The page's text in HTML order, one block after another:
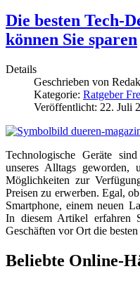
Die besten Tech-
können Sie sparen
Details
Geschrieben von
Kategorie: Ratgeber
Veröffentlicht: 22. Juli
Technologische Geräte
unseres Alltags geworden,
Möglichkeiten zur
Preisen zu erwerben. Egal,
Smartphone, einem neuen
In diesem Artikel
Geschäften vor Ort die
Beliebte Online-